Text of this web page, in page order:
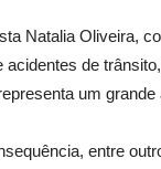
Natalia Oliveira,
acidentes de
um grande
entre